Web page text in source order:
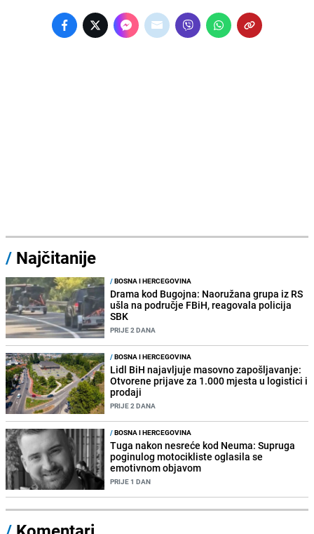
/ Najčitanije
/BOSNA I HERCEGOVINA
Drama kod Bugojna: Naoružana grupa iz RS
ušla na područje FBiH, reagovala policija
SBK
PRIJE 2 DANA
/BOSNA I HERCEGOVINA
Lidl BiH najavljuje masovno zapošljavanje:
Otvorene prijave za 1.000 mjesta u logistici i
prodaji
PRIJE 2 DANA
/BOSNA I HERCEGOVINA
Tuga nakon nesreće kod Neuma: Supruga
poginulog motocikliste oglasila se
emotivnom objavom
PRIJE 1 DAN